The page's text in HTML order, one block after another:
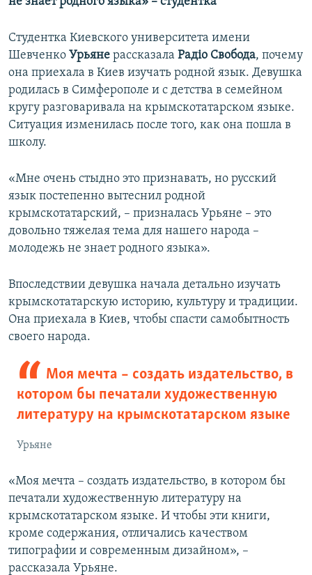
Студентка Киевского университета имени
Шевченко Урьяне рассказала Радіо Свобода, почему
она приехала в Киев изучать родной язык. Девушка
родилась в Симферополе и с детства в семейном
кругу разговаривала на крымскотатарском языке.
Ситуация изменилась после того, как она пошла в
школу.
«Мне очень стыдно это признавать, но русский
язык постепенно вытеснил родной
крымскотатарский, – призналась Урьяне – это
довольно тяжелая тема для нашего народа –
молодежь не знает родного языка».
Впоследствии девушка начала детально изучать
крымскотатарскую историю, культуру и традиции.
Она приехала в Киев, чтобы спасти самобытность
своего народа.
Моя мечта – создать издательство, в
котором бы печатали художественную
литературу на крымскотатарском языке
Урьяне
«Моя мечта – создать издательство, в котором бы
печатали художественную литературу на
крымскотатарском языке. И чтобы эти книги,
кроме содержания, отличались качеством
типографии и современным дизайном», –
рассказала Урьяне.